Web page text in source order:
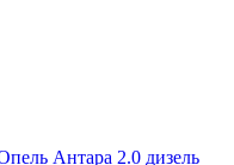
Антара 2.0 дизель